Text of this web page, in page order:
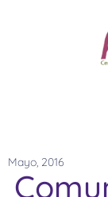
Mayo, 2016